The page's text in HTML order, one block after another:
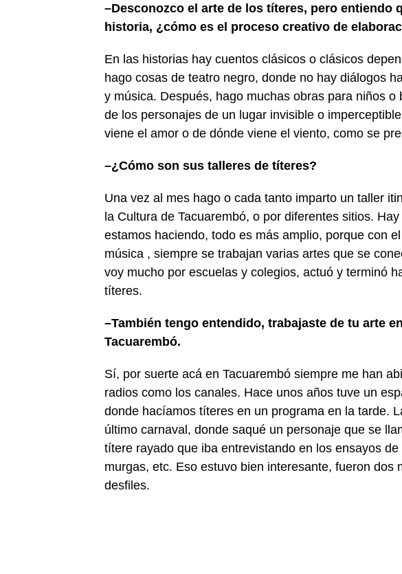
–Desconozco el arte de los títeres, pero entiendo
historia, ¿cómo es el proceso creativo de
En las historias hay cuentos clásicos o clásicos
hago cosas de teatro negro, donde no hay diálogos
y música. Después, hago muchas obras para niños
de los personajes de un lugar invisible o
viene el amor o de dónde viene el viento, como se
–¿Cómo son sus talleres de títeres?
Una vez al mes hago o cada tanto imparto un taller
la Cultura de Tacuarembó, o por diferentes sitios.
estamos haciendo, todo es más amplio, porque con
música , siempre se trabajan varias artes que se
voy mucho por escuelas y colegios, actuó y terminó
títeres.
–También tengo entendido, trabajaste de tu arte
Tacuarembó.
Sí, por suerte acá en Tacuarembó siempre me han
radios como los canales. Hace unos años tuve un
donde hacíamos títeres en un programa en la tarde.
último carnaval, donde saqué un personaje que se
títere rayado que iba entrevistando en los ensayos
murgas, etc. Eso estuvo bien interesante, fueron dos
desfiles.